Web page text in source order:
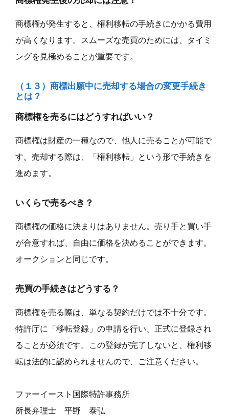
商標権が発生すると、権利移転の手続きにかかる費用
が高くなります。スムーズな売買のためには、タイミ
ングを見極めることが重要です。
（１３）商標出願中に売却する場合の変更手続き
とは？
商標権を売るにはどうすればいい？
商標権は財産の一種なので、他人に売ることが可能で
す。売却する際は、「権利移転」という形で手続きを
進めます。
いくらで売るべき？
商標権の価格に決まりはありません。売り手と買い手
が合意すれば、自由に価格を決めることができます。
オークションと同じです。
売買の手続きはどうする？
商標権を売る際は、単なる契約だけでは不十分です。
特許庁に「移転登録」の申請を行い、正式に登録され
ることが必須です。この登録が完了しないと、権利移
転は法的に認められませんので、ご注意ください。
ファーイースト国際特許事務所
所長弁理士 平野 泰弘